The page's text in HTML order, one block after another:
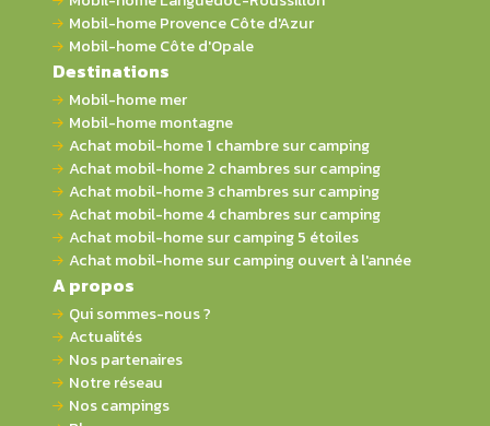
Mobil-home Provence Côte d'Azur
Mobil-home Côte d'Opale
Destinations
Mobil-home mer
Mobil-home montagne
Achat mobil-home 1 chambre sur camping
Achat mobil-home 2 chambres sur camping
Achat mobil-home 3 chambres sur camping
Achat mobil-home 4 chambres sur camping
Achat mobil-home sur camping 5 étoiles
Achat mobil-home sur camping ouvert à l'année
A propos
Qui sommes-nous ?
Actualités
Nos partenaires
Notre réseau
Nos campings